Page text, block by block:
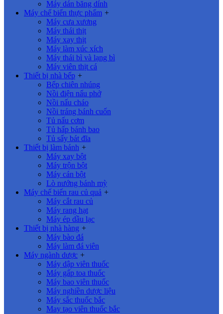
Máy dán băng dính
Máy chế biến thực phẩm +
Máy cưa xương
Máy thái thịt
Máy xay thịt
Máy làm xúc xích
Máy thái bì và lạng bì
Máy viên thịt cá
Thiết bị nhà bếp +
Bếp chiên nhúng
Nồi điện nấu phở
Nồi nấu cháo
Nồi tráng bánh cuốn
Tủ nấu cơm
Tủ hấp bánh bao
Tủ sấy bát đĩa
Thiết bị làm bánh +
Máy xay bột
Máy trộn bột
Máy cán bột
Lò nướng bánh mỳ
Máy chế biến rau củ quả +
Máy cắt rau củ
Máy rang hạt
Máy ép dầu lạc
Thiết bị nhà hàng +
Máy bào đá
Máy làm đá viên
Máy ngành dược +
Máy dập viên thuốc
Máy gấp toa thuốc
Máy bao viên thuốc
Máy nghiền dược liệu
Máy sắc thuốc bắc
May tạo viên thuốc bắc